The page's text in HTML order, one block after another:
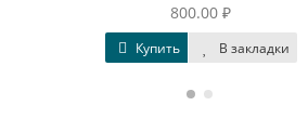
800.00 ₽
Купить В закладки